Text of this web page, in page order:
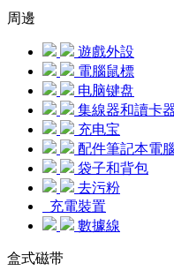
周邊
遊戲外設
電腦鼠標
电脑键盘
集線器和讀卡
充电宝
配件筆記本電
袋子和背包
去污粉
充電裝置
數據線
盒式磁带